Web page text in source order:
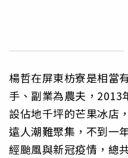
楊哲在屏東枋寮是相當
手、副業為農夫，2013
設佔地千坪的芒果冰店
遠人潮難聚集，不到一
經颱風與新冠疫情，總